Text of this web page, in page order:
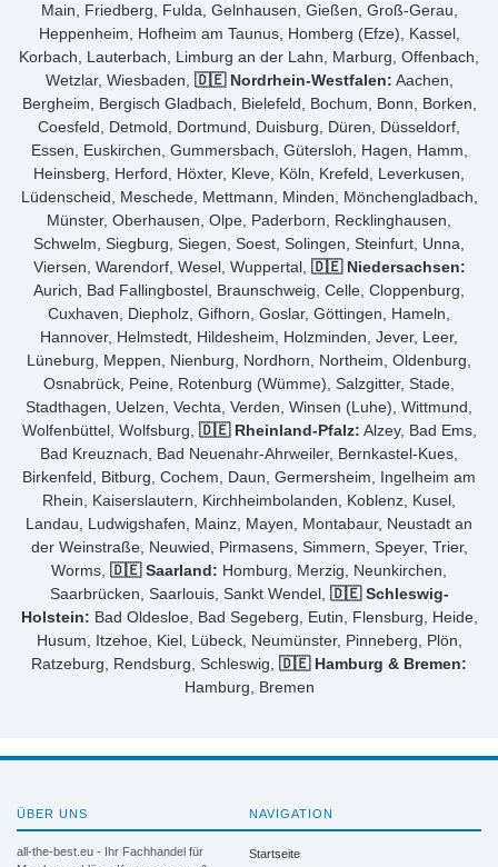
Main, Friedberg, Fulda, Gelnhausen, Gießen, Groß-Gerau,
Heppenheim, Hofheim am Taunus, Homberg (Efze), Kassel,
Korbach, Lauterbach, Limburg an der Lahn, Marburg, Offenbach,
Wetzlar, Wiesbaden, 🇩🇪 Nordrhein-Westfalen: Aachen,
Bergheim, Bergisch Gladbach, Bielefeld, Bochum, Bonn, Borken,
Coesfeld, Detmold, Dortmund, Duisburg, Düren, Düsseldorf,
Essen, Euskirchen, Gummersbach, Gütersloh, Hagen, Hamm,
Heinsberg, Herford, Höxter, Kleve, Köln, Krefeld, Leverkusen,
Lüdenscheid, Meschede, Mettmann, Minden, Mönchengladbach,
Münster, Oberhausen, Olpe, Paderborn, Recklinghausen,
Schwelm, Siegburg, Siegen, Soest, Solingen, Steinfurt, Unna,
Viersen, Warendorf, Wesel, Wuppertal, 🇩🇪 Niedersachsen:
Aurich, Bad Fallingbostel, Braunschweig, Celle, Cloppenburg,
Cuxhaven, Diepholz, Gifhorn, Goslar, Göttingen, Hameln,
Hannover, Helmstedt, Hildesheim, Holzminden, Jever, Leer,
Lüneburg, Meppen, Nienburg, Nordhorn, Northeim, Oldenburg,
Osnabrück, Peine, Rotenburg (Wümme), Salzgitter, Stade,
Stadthagen, Uelzen, Vechta, Verden, Winsen (Luhe), Wittmund,
Wolfenbüttel, Wolfsburg, 🇩🇪 Rheinland-Pfalz: Alzey, Bad Ems,
Bad Kreuznach, Bad Neuenahr-Ahrweiler, Bernkastel-Kues,
Birkenfeld, Bitburg, Cochem, Daun, Germersheim, Ingelheim am
Rhein, Kaiserslautern, Kirchheimbolanden, Koblenz, Kusel,
Landau, Ludwigshafen, Mainz, Mayen, Montabaur, Neustadt an
der Weinstraße, Neuwied, Pirmasens, Simmern, Speyer, Trier,
Worms, 🇩🇪 Saarland: Homburg, Merzig, Neunkirchen,
Saarbrücken, Saarlouis, Sankt Wendel, 🇩🇪 Schleswig-
Holstein: Bad Oldesloe, Bad Segeberg, Eutin, Flensburg, Heide,
Husum, Itzehoe, Kiel, Lübeck, Neumünster, Pinneberg, Plön,
Ratzeburg, Rendsburg, Schleswig, 🇩🇪 Hamburg & Bremen:
Hamburg, Bremen
ÜBER UNS
all-the-best.eu - Ihr Fachhandel für
NAVIGATION
Startseite